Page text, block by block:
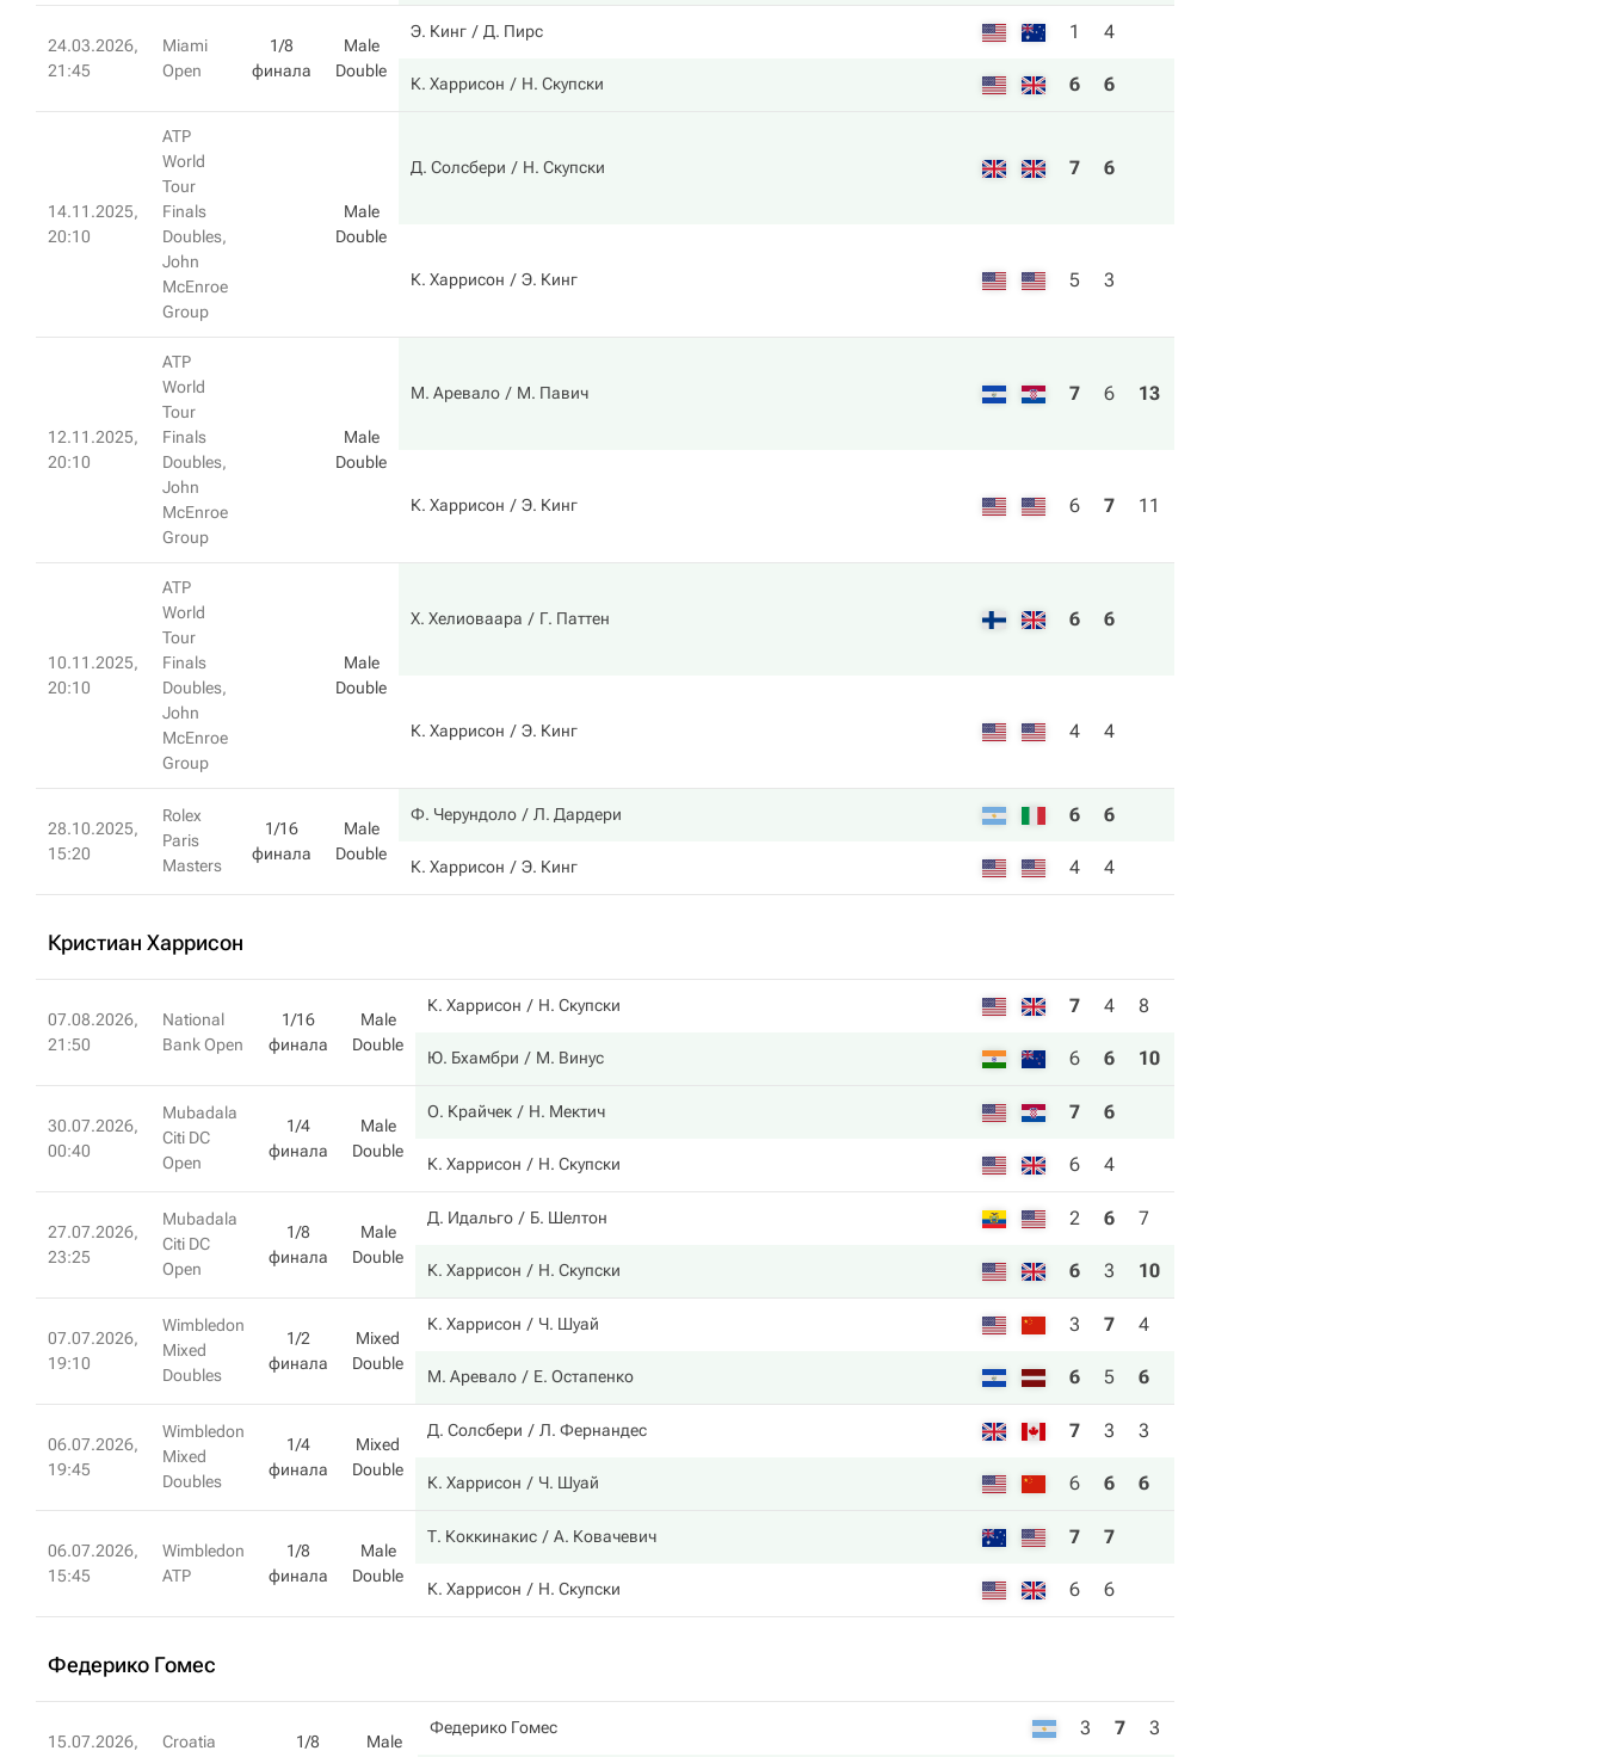
24.03.2026,
21:45
Miami
Open
1/8
финала
Male
Double
Э. Кинг Д. Пирс 1 4
К. Харрисон Н. Скупски 6 6
14.11.2025,
20:10
ATP
World
Tour
Finals
Doubles,
John
McEnroe
Group
Male
Double
Д. Солсбери Н. Скупски 7 6
К. Харрисон Э. Кинг 5 3
12.11.2025,
20:10
ATP
World
Tour
Finals
Doubles,
John
McEnroe
Group
Male
Double
М. Аревало М. Павич 7 6 13
К. Харрисон Э. Кинг 6 7 11
10.11.2025,
20:10
ATP
World
Tour
Finals
Doubles,
John
McEnroe
Group
Male
Double
Х. Хелиоваара Г. Паттен 6 6
К. Харрисон Э. Кинг 4 4
28.10.2025,
15:20
Rolex
Paris
Masters
1/16
финала
Male
Double
Ф. Черундоло Л. Дардери 6 6
К. Харрисон Э. Кинг 4 4
Кристиан Харрисон
07.08.2026,
21:50
National
Bank Open
1/16
финала
Male
Double
К. Харрисон Н. Скупски 7 4 8
Ю. Бхамбри М. Винус 6 6 10
30.07.2026,
00:40
Mubadala
Citi DC
Open
1/4
финала
Male
Double
О. Крайчек Н. Мектич 7 6
К. Харрисон Н. Скупски 6 4
27.07.2026,
23:25
Mubadala
Citi DC
Open
1/8
финала
Male
Double
Д. Идальго Б. Шелтон 2 6 7
К. Харрисон Н. Скупски 6 3 10
07.07.2026,
19:10
Wimbledon
Mixed
Doubles
1/2
финала
Mixed
Double
К. Харрисон Ч. Шуай 3 7 4
М. Аревало Е. Остапенко 6 5 6
06.07.2026,
19:45
Wimbledon
Mixed
Doubles
1/4
финала
Mixed
Double
Д. Солсбери Л. Фернандес 7 3 3
К. Харрисон Ч. Шуай 6 6 6
06.07.2026,
15:45
Wimbledon
ATP
1/8
финала
Male
Double
Т. Коккинакис А. Ковачевич 7 7
К. Харрисон Н. Скупски 6 6
Федерико Гомес
15.07.2026,
Croatia
1/8
Male
Федерико Гомес 3 7 3